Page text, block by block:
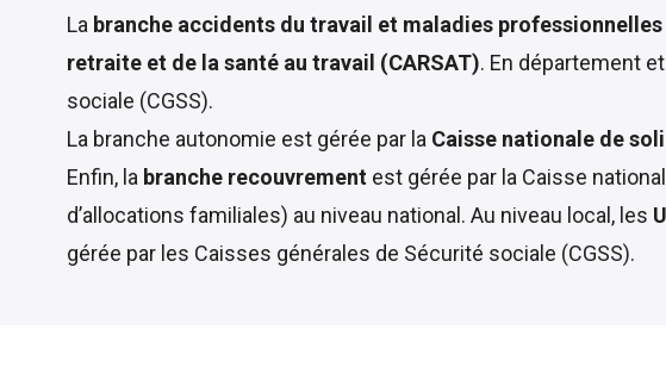
La branche accidents du travail et maladies professionnelles
retraite et de la santé au travail (CARSAT). En département
sociale (CGSS).
La branche autonomie est gérée par la Caisse nationale de
Enfin, la branche recouvrement est gérée par la Caisse
d’allocations familiales) au niveau national. Au niveau local, les
gérée par les Caisses générales de Sécurité sociale (CGSS).